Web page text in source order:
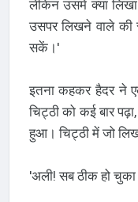
लेकिन उसमें क्या
उसपर लिखने वाले की
सकें।'
इतना कहकर हैदर ने
चिट्ठी को कई बार
हुआ। चिट्ठी में जो
'अली! सब ठीक हो